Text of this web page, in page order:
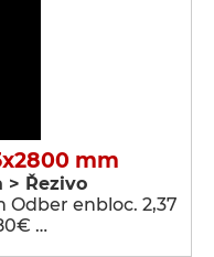
mm
> Řezivo
Odber enbloc. 2,37
…